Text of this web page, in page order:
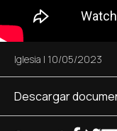
Iglesia | 10/05/2023
Descargar